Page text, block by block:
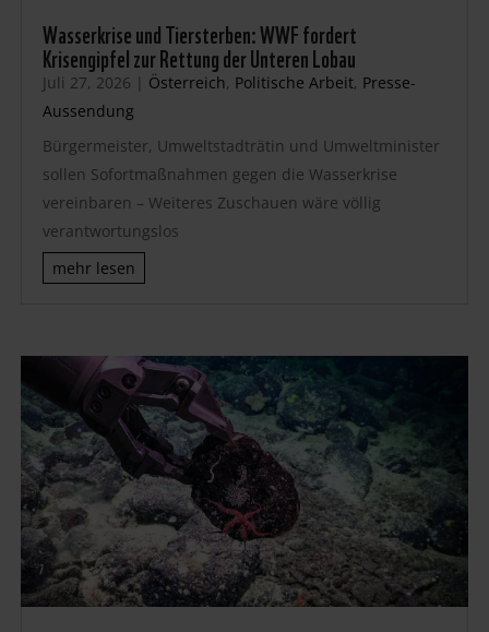
Wasserkrise und Tiersterben: WWF fordert
Krisengipfel zur Rettung der Unteren Lobau
Juli 27, 2026 | Österreich, Politische Arbeit, Presse-
Aussendung
Bürgermeister, Umweltstadträtin und Umweltminister
sollen Sofortmaßnahmen gegen die Wasserkrise
vereinbaren – Weiteres Zuschauen wäre völlig
verantwortungslos
mehr lesen